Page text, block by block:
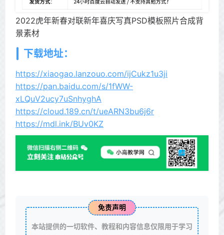
2022虎年新春对联新年喜庆写真PSD模板照片合成背
景素材
下载地址：
https://xiaogao.lanzouo.com/ijCukz1u3ji
https://pan.baidu.com/s/1fWW-
xLQuV2ucy7uSnhyghA
https://cloud.189.cn/t/ueARN3bu6j6r
https://mdl.ink/BUv0KZ
免责声明
本站提供的一切软件、教程和内容信息仅限用于学习